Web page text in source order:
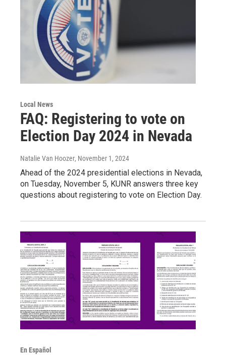
Local News
FAQ: Registering to vote on
Election Day 2024 in Nevada
Natalie Van Hoozer, November 1, 2024
Ahead of the 2024 presidential elections in Nevada,
on Tuesday, November 5, KUNR answers three key
questions about registering to vote on Election Day.
En Español